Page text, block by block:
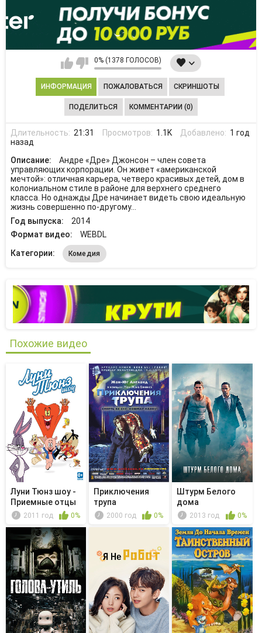
0% (1378 ГОЛОСОВ)
ИНФОРМАЦИЯ ПОЖАЛОВАТЬСЯ СКРИНШОТЫ
ПОДЕЛИТЬСЯ КОММЕНТАРИИ (0)
Длительность: 21:31 Просмотров: 1.1K Добавлено: 1 год
назад
Описание:
Андре «Дре» Джонсон – член совета
управляющих корпорации. Он живет «американской
мечтой»: отличная карьера, четверо красивых детей, дом в
колониальном стиле в районе для верхнего среднего
класса. Но однажды Дре начинает видеть свою идеальную
жизнь совершенно по-другому…
Год выпуска:
2014
Формат видео:
WEBDL
Категории:
Комедия
Похожие видео
Луни Тюнз шоу -
Приемные отцы
2011 год 0%
Приключения
трупа
2000 год 0%
Штурм Белого
дома
2013 год 0%